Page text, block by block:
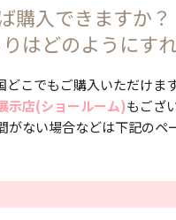
購入できますか？
はどのようにす
こでもご購入いただけま
示店(ショールーム)もござ
ない場合などは下記の